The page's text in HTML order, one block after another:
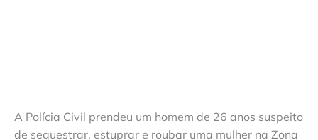
A Polícia Civil prendeu um homem de 26 anos suspeito
de sequestrar, estuprar e roubar uma mulher na Zona